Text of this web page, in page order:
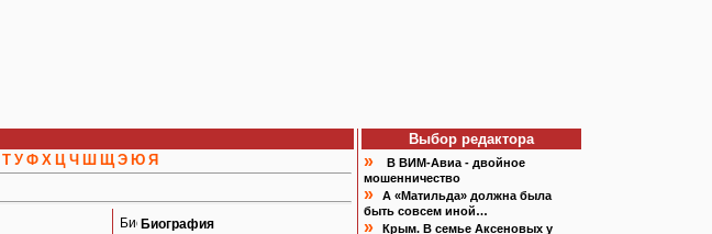
Т У Ф Х Ц Ч Ш Щ Э Ю Я
Биография
Выбор редактора
»
В ВИМ-Авиа - двойное
мошенничество
»
А «Матильда» должна была
быть совсем иной…
»
Крым. В семье Аксеновых у